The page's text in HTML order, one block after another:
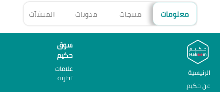
معلومات منتجات مدونات المنشآت
الرئيسية
عن حكيم
سوق
حكيم
علامات
تجارية